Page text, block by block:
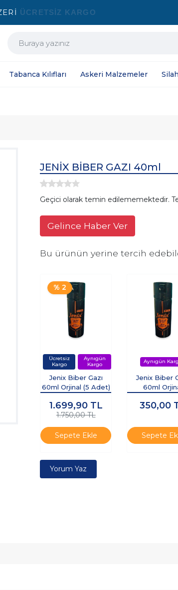
ÜCRETSİZ KARGO
Tabanca Kılıfları Askeri Malzemeler
JENİX BİBER GAZI 40ml
Geçici olarak temin edilememektedir.
Gelince Haber Ver
Bu ürünün yerine tercih
% 2
Jenix Biber Gazı
60ml Orjinal (5 Adet)
1.699,90 TL
1.750,00 TL
Sepete Ekle
Jenix Biber
60ml
350,00
Sepete
Yorum Yaz